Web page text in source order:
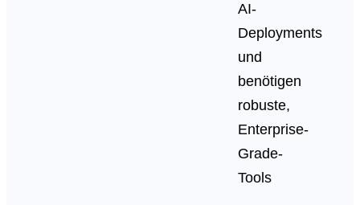
AI-
Deployments
und
benötigen
robuste,
Enterprise-
Grade-
Tools